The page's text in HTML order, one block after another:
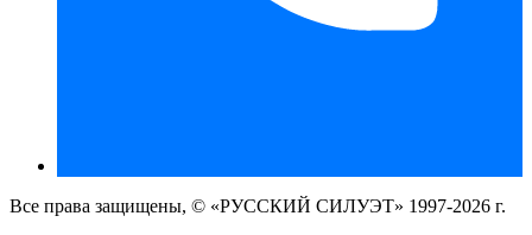
Все права защищены, © «РУССКИЙ СИЛУЭТ» 1997-2026 г.